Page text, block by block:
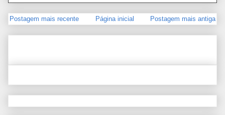
Postagem mais recente Postagem mais antiga
Página inicial